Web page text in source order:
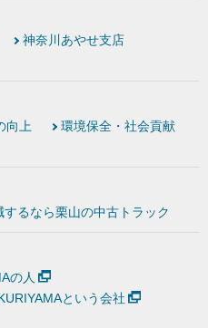
神奈川あやせ支店
向上
環境保全・社会貢献
するなら栗山の中古トラック
の人
という会社